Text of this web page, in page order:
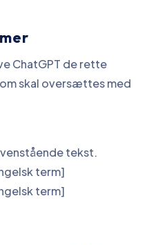
ChatGPT de rette
skal oversættes med
tekst.
term]
term]